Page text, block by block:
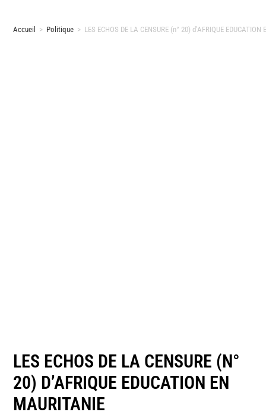
Accueil > Politique > LES ECHOS DE LA CENSURE (n° 20) d’AFRIQUE EDUCATION
LES ECHOS DE LA CENSURE (N°
20) D’AFRIQUE EDUCATION EN
MAURITANIE